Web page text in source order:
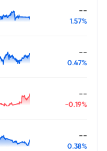
--
1.57%
--
0.47%
--
-0.19%
--
0.38%